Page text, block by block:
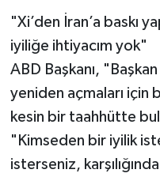
"Xi’den İran’a baskı
iyiliğe ihtiyacım yok"
ABD Başkanı,
yeniden açmaları için
kesin bir taahhütte
"Kimseden bir iyilik
isterseniz,